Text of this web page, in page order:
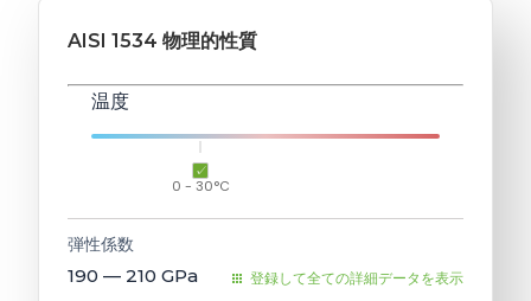
AISI 1534 物理的性質
温度
0 - 30°C
弾性係数
190 — 210 GPa 登録して全ての詳細データを表示